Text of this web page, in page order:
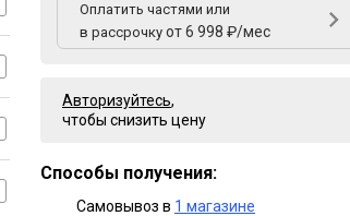
Оплатить частями или
в рассрочку от 6 998 ₽/мес
Авторизуйтесь,
чтобы снизить цену
Способы получения:
Самовывоз в 1 магазине